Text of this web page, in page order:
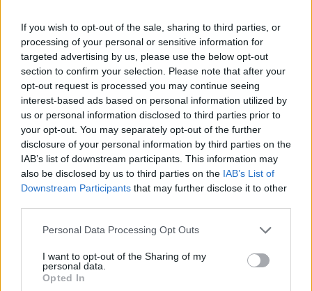
If you wish to opt-out of the sale, sharing to third parties, or
processing of your personal or sensitive information for
targeted advertising by us, please use the below opt-out
section to confirm your selection. Please note that after your
opt-out request is processed you may continue seeing
interest-based ads based on personal information utilized by
us or personal information disclosed to third parties prior to
your opt-out. You may separately opt-out of the further
disclosure of your personal information by third parties on the
IAB’s list of downstream participants. This information may
also be disclosed by us to third parties on the IAB’s List of
Downstream Participants that may further disclose it to other
Personal Data Processing Opt Outs
I want to opt-out of the Sharing of my
personal data.
Opted In
Romano, esperto di mercato. Come direttore sportivo,
dovrebbe arrivare Pedro Obiang, con cui il tecnico avrebbe
già condiviso le prime linee guida tecniche per la prossima
stagione.